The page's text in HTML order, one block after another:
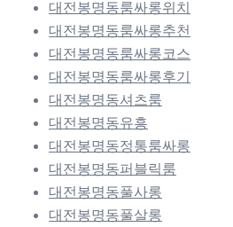
대전봉명동룸싸롱위치
대전봉명동룸싸롱추천
대전봉명동룸싸롱코스
대전봉명동룸싸롱후기
대전봉명동셔츠룸
대전봉명동유흥
대전봉명동정통룸싸롱
대전봉명동퍼블릭룸
대전봉명동풀사롱
대전봉명동풀살롱